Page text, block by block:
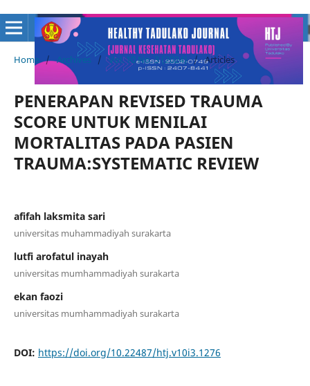
Home / Archives / Vol. 10 No. 3 (2024) / Articles
PENERAPAN REVISED TRAUMA
SCORE UNTUK MENILAI
MORTALITAS PADA PASIEN
TRAUMA:SYSTEMATIC REVIEW
afifah laksmita sari
universitas muhammadiyah surakarta
lutfi arofatul inayah
universitas mumhammadiyah surakarta
ekan faozi
universitas mumhammadiyah surakarta
DOI: https://doi.org/10.22487/htj.v10i3.1276